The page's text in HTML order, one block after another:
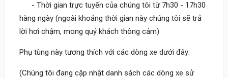
- Thời gian trực tuyến của chúng tôi từ 7h30 - 17h30
hàng ngày (ngoài khoảng thời gian này chúng tôi sẽ trả
lời hơi chậm, mong quý khách thông cảm)
Phụ tùng này tương thích với các dòng xe dưới đây:
(Chúng tôi đang cập nhật danh sách các dòng xe sử